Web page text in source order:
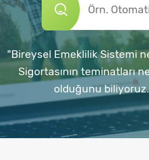
"Bireysel Emeklilik Sistemi
Sigortasının teminatları
olduğunu